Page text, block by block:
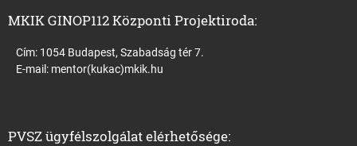
MKIK GINOP112 Központi Projektiroda:
Cím: 1054 Budapest, Szabadság tér 7.
E-mail: mentor(kukac)mkik.hu
PVSZ ügyfélszolgálat elérhetősége: